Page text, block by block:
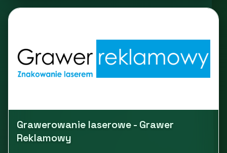
Grawerowanie laserowe - Grawer
Reklamowy